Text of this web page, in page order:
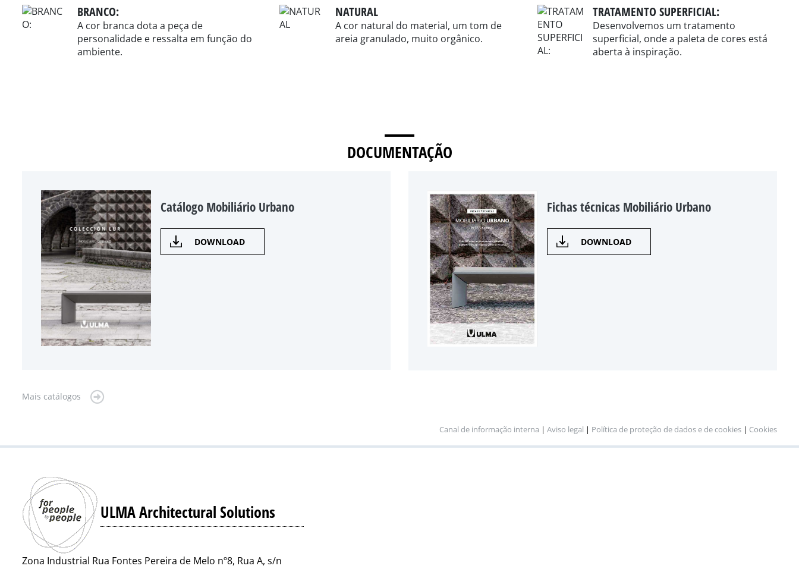
BRANCO:
A cor branca dota a peça de
personalidade e ressalta em função do
ambiente.
NATURAL
A cor natural do material, um tom de
areia granulado, muito orgânico.
TRATAMENTO SUPERFICIAL:
Desenvolvemos um tratamento
superficial, onde a paleta de cores está
aberta à inspiração.
DOCUMENTAÇÃO
Catálogo Mobiliário Urbano
DOWNLOAD
Fichas técnicas Mobiliário Urbano
DOWNLOAD
Mais catálogos
Canal de informação interna | Aviso legal | Política de proteção de dados e de cookies | Cookies
ULMA Architectural Solutions
Zona Industrial Rua Fontes Pereira de Melo nº8, Rua A, s/n